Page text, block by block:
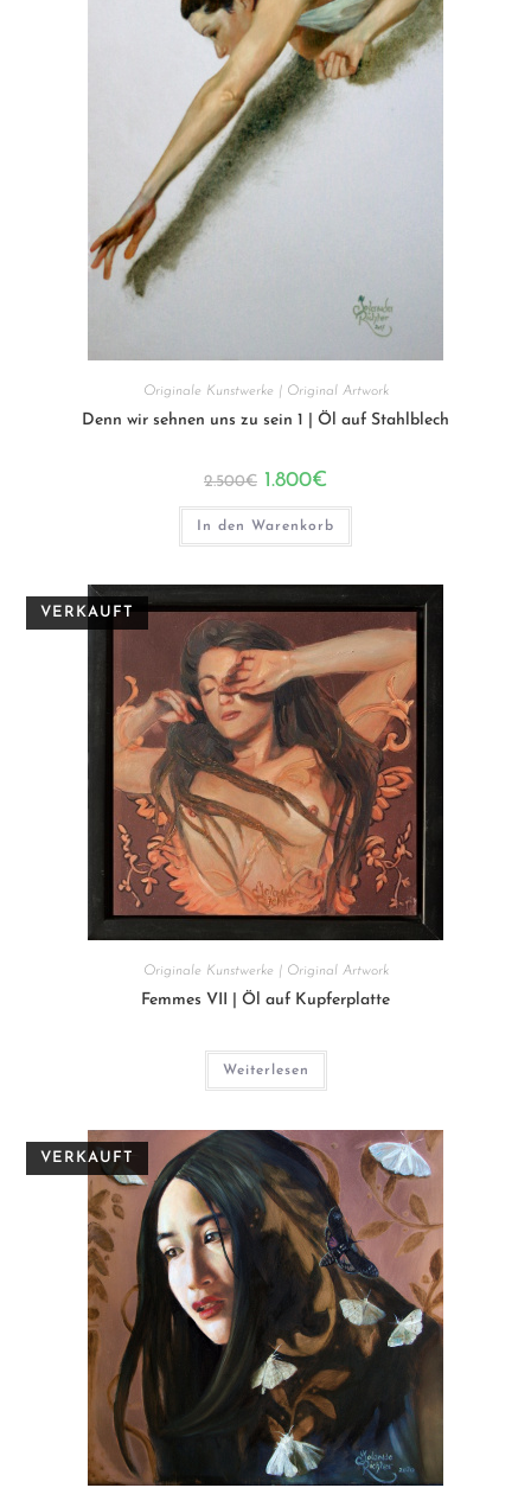
Originale Kunstwerke | Original Artwork
Denn wir sehnen uns zu sein 1 | Öl auf Stahlblech
2.500€ Ursprünglicher
war:
2.500€
1.800€
ist:
1.800€.
In den Warenkorb
Originale Kunstwerke | Original Artwork
Femmes VII | Öl auf Kupferplatte
Weiterlesen